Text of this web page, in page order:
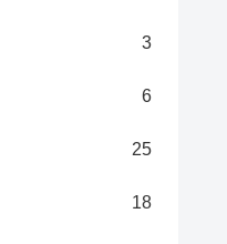
3
6
25
18